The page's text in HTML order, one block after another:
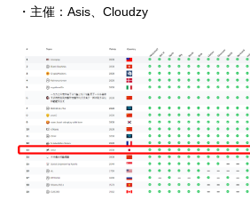
・主催：Asis、Cloudzy